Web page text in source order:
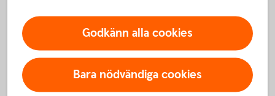
Rådgivning och analyser
Swedbank Macro Research tar fram analyser av
hållbarhetsrelaterade teman inom det
makroekonomiska området. En återkommande
produkt är till exempel våra hållbarhetsindikatorer,
Godkänn alla cookies
Bara nödvändiga cookies